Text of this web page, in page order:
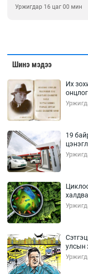
Уржигдар 16 цаг 00 мин
Шинэ мэдээ
Их
19
улсын